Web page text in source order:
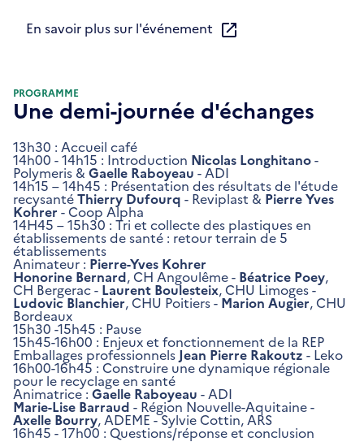
En savoir plus sur l'événement
PROGRAMME
Une demi-journée d'échanges
13h30 : Accueil café
14h00 - 14h15 : Introduction Nicolas Longhitano-
Polymeris & Gaelle Raboyeau - ADI
14h15 – 14h45 : Présentation des résultats de l'étude
recysantéThierry Dufourq - Reviplast & Pierre Yves
Kohrer - Coop Alpha
14H45 – 15h30 : Tri et collecte des plastiques en
établissements de santé : retour terrain de 5
établissements
Animateur : Pierre-Yves Kohrer
Honorine Bernard, CH Angoulême - Béatrice Poey,
CH Bergerac - Laurent Boulesteix, CHU Limoges -
Ludovic Blanchier, CHU Poitiers -Marion Augier, CHU
Bordeaux
15h30 -15h45 : Pause
15h45-16h00 : Enjeux et fonctionnement de la REP
Emballages professionnels Jean Pierre Rakoutz - Leko
16h00-16h45 : Construire une dynamique régionale
pour le recyclage en santé
Animatrice : Gaelle Raboyeau - ADI
Marie-Lise Barraud - Région Nouvelle-Aquitaine -
Axelle Bourry, ADEME - Sylvie Cottin, ARS
16h45 - 17h00 : Questions/réponse et conclusion